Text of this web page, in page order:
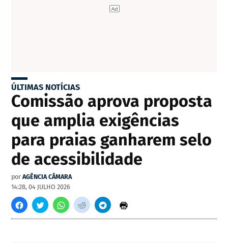
ÚLTIMAS NOTÍCIAS
Comissão aprova proposta
que amplia exigências
para praias ganharem selo
de acessibilidade
por AGÊNCIA CÂMARA
14:28, 04 JULHO 2026